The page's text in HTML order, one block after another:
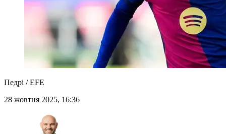
Педрі / EFE
28 жовтня 2025, 16:36